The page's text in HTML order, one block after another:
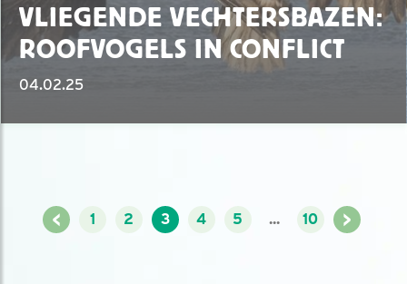
VLIEGENDE VECHTERSBAZEN:
ROOFVOGELS IN CONFLICT
04.02.25
< 1 2 3 4 5 ... 10 >